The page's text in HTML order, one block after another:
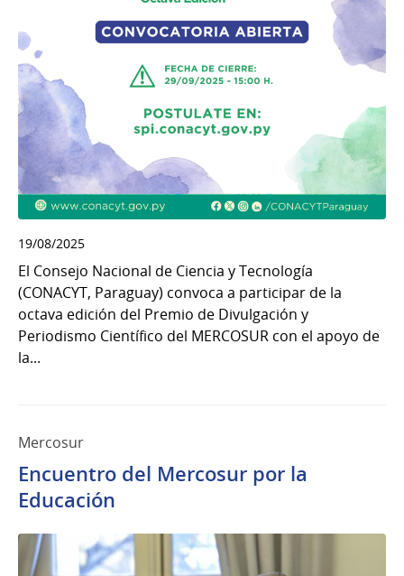
19/08/2025
El Consejo Nacional de Ciencia y Tecnología
(CONACYT, Paraguay) convoca a participar de la
octava edición del Premio de Divulgación y
Periodismo Científico del MERCOSUR con el apoyo de
la...
Mercosur
Encuentro del Mercosur por la
Educación